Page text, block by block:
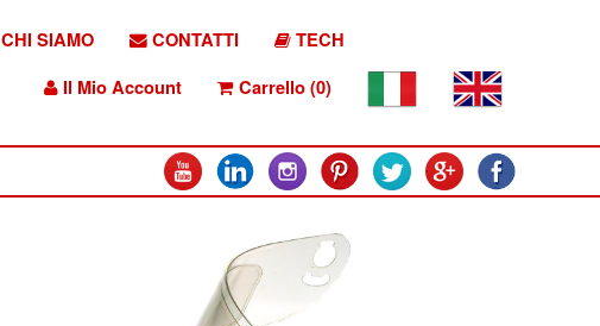
CHI SIAMO CONTATTI
TECH
Il Mio Account
Carrello (0)